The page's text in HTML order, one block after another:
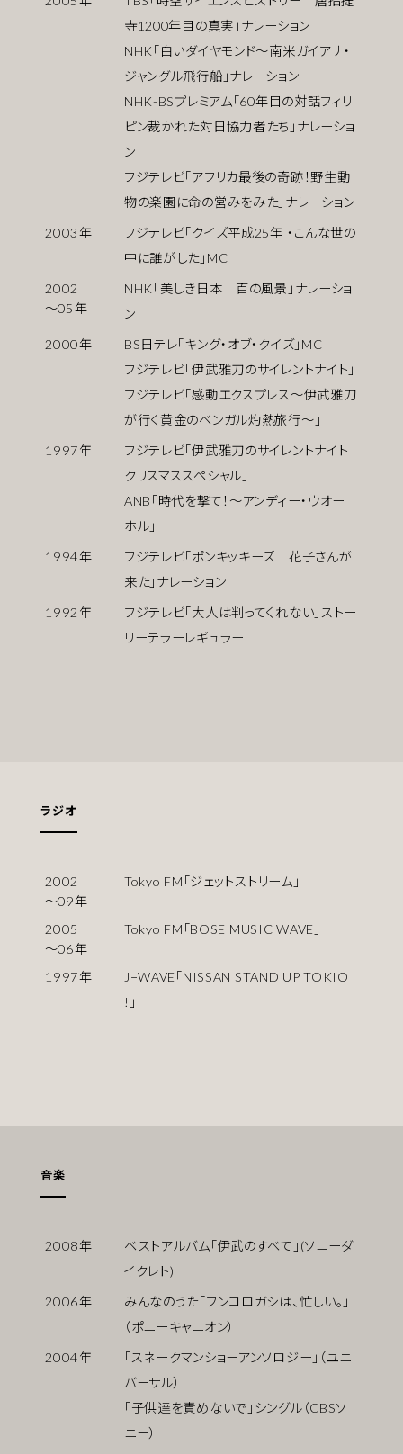
寺1200年目の真実」ナレーション
NHK「白いダイヤモンド〜南米ガイアナ・
ジャングル飛行船」ナレーション
NHK-BSプレミアム「60年目の対話フィリ
ピン裁かれた対日協力者たち」ナレーショ
ン
フジテレビ「アフリカ最後の奇跡！野生動
物の楽園に命の営みをみた」ナレーション
2003年
フジテレビ「クイズ平成25年 ・こんな世の
中に誰がした」MC
2002
〜05年
NHK「美しき日本 百の風景」ナレーショ
ン
2000年
BS日テレ「キング・オブ・クイズ」MC
フジテレビ「伊武雅刀のサイレントナイト」
フジテレビ「感動エクスプレス〜伊武雅刀
が行く黄金のベンガル灼熱旅行〜」
1997年
フジテレビ「伊武雅刀のサイレントナイト
クリスマススペシャル」
ANB「時代を撃て！〜アンディー・ウオー
ホル」
1994年
フジテレビ「ポンキッキーズ 花子さんが
来た」ナレーション
1992年
フジテレビ「大人は判ってくれない」ストー
リーテラーレギュラー
ラジオ
2002
〜09年
Tokyo FM「ジェットストリーム」
2005
〜06年
Tokyo FM「BOSE MUSIC WAVE」
1997年
J−WAVE「NISSAN STAND UP TOKIO
!」
音楽
2008年
ベストアルバム「伊武のすべて」(ソニーダ
イクレト)
2006年
みんなのうた「フンコロガシは、忙しい。」
（ポニーキャニオン）
2004年
「スネークマンショーアンソロジー」（ユニ
バーサル）
「子供達を責めないで」シングル（CBSソ
ニー）